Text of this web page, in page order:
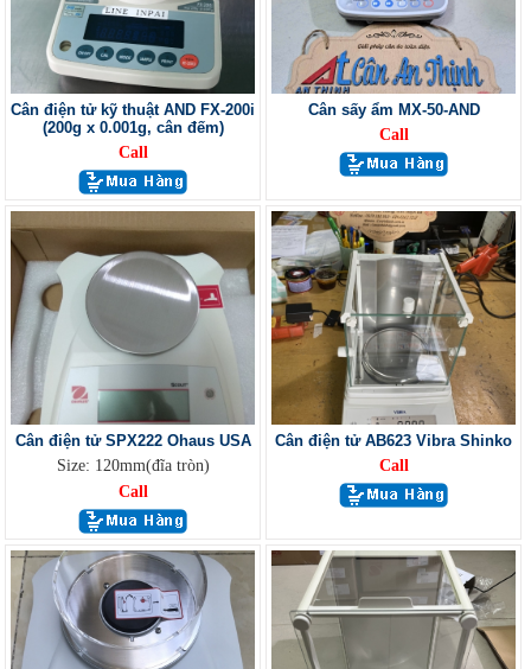
Cân điện tử kỹ thuật AND FX-200i
(200g x 0.001g, cân đếm)
Call
Cân sấy ẩm MX-50-AND
Call
Cân điện tử SPX222 Ohaus USA
Size: 120mm(đĩa tròn)
Call
Cân điện tử AB623 Vibra Shinko
Call